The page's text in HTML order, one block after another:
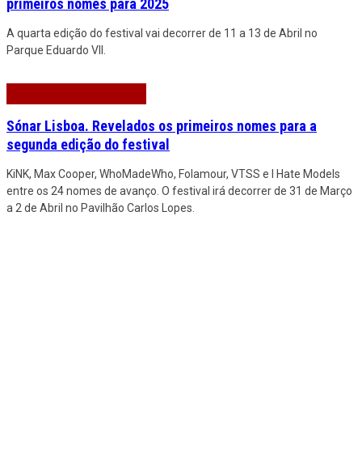
primeiros nomes para 2025
A quarta edição do festival vai decorrer de 11 a 13 de Abril no
Parque Eduardo VII.
Sónar Lisboa. Revelados os primeiros nomes para a
segunda edição do festival
KiNK, Max Cooper, WhoMadeWho, Folamour, VTSS e I Hate Models
entre os 24 nomes de avanço. O festival irá decorrer de 31 de Março
a 2 de Abril no Pavilhão Carlos Lopes.